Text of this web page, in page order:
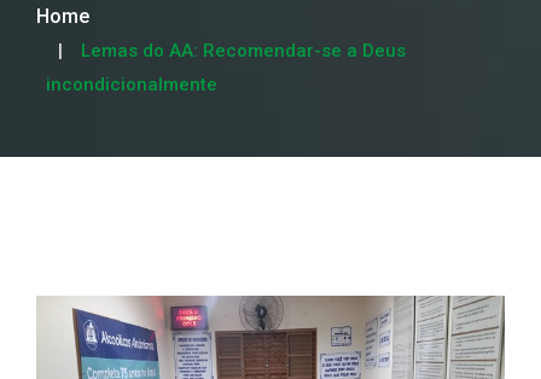
Home
Lemas do AA: Recomendar-se a Deus
incondicionalmente